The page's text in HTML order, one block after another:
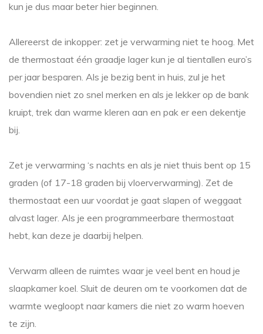
kun je dus maar beter hier beginnen.
Allereerst de inkopper: zet je verwarming niet te hoog. Met
de thermostaat één graadje lager kun je al tientallen euro’s
per jaar besparen. Als je bezig bent in huis, zul je het
bovendien niet zo snel merken en als je lekker op de bank
kruipt, trek dan warme kleren aan en pak er een dekentje
bij.
Zet je verwarming ‘s nachts en als je niet thuis bent op 15
graden (of 17-18 graden bij vloerverwarming). Zet de
thermostaat een uur voordat je gaat slapen of weggaat
alvast lager. Als je een programmeerbare thermostaat
hebt, kan deze je daarbij helpen.
Verwarm alleen de ruimtes waar je veel bent en houd je
slaapkamer koel. Sluit de deuren om te voorkomen dat de
warmte wegloopt naar kamers die niet zo warm hoeven
te zijn.